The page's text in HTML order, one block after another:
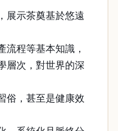
展示茶奠基於悠遠
流程等基本知識，
層次，對世界的深
俗，甚至是健康效